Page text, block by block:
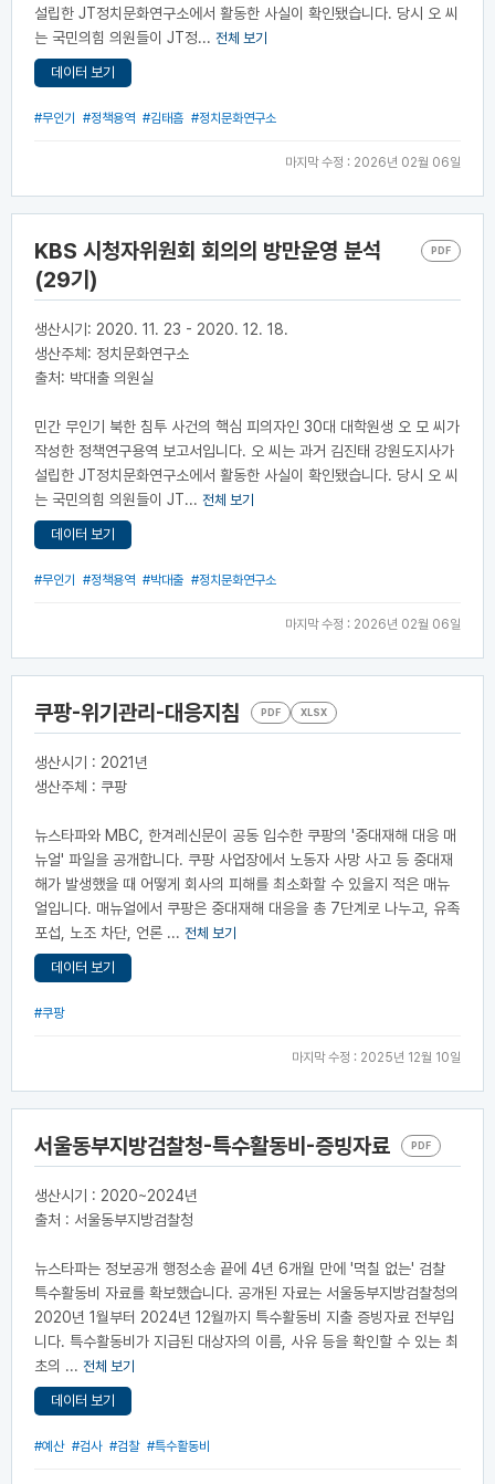
설립한 JT정치문화연구소에서 활동한 사실이 확인됐습니다. 당시 오 씨
는 국민의힘 의원들이 JT정... 전체 보기
데이터 보기
#무인기 #정책용역 #김태흠 #정치문화연구소
마지막 수정 : 2026년 02월 06일
KBS 시청자위원회 회의의 방만운영 분석
(29기)
PDF
생산시기: 2020. 11. 23 - 2020. 12. 18.
생산주체: 정치문화연구소
출처: 박대출 의원실
민간 무인기 북한 침투 사건의 핵심 피의자인 30대 대학원생 오 모 씨가
작성한 정책연구용역 보고서입니다. 오 씨는 과거 김진태 강원도지사가
설립한 JT정치문화연구소에서 활동한 사실이 확인됐습니다. 당시 오 씨
는 국민의힘 의원들이 JT... 전체 보기
데이터 보기
#무인기 #정책용역 #박대출 #정치문화연구소
마지막 수정 : 2026년 02월 06일
쿠팡-위기관리-대응지침 PDF XLSX
생산시기 : 2021년
생산주체 : 쿠팡
뉴스타파와 MBC, 한겨레신문이 공동 입수한 쿠팡의 '중대재해 대응 매
뉴얼' 파일을 공개합니다. 쿠팡 사업장에서 노동자 사망 사고 등 중대재
해가 발생했을 때 어떻게 회사의 피해를 최소화할 수 있을지 적은 매뉴
얼입니다. 매뉴얼에서 쿠팡은 중대재해 대응을 총 7단계로 나누고, 유족
포섭, 노조 차단, 언론 ... 전체 보기
데이터 보기
#쿠팡
마지막 수정 : 2025년 12월 10일
서울동부지방검찰청-특수활동비-증빙자료 PDF
생산시기 : 2020~2024년
출처 : 서울동부지방검찰청
뉴스타파는 정보공개 행정소송 끝에 4년 6개월 만에 '먹칠 없는' 검찰
특수활동비 자료를 확보했습니다. 공개된 자료는 서울동부지방검찰청의
2020년 1월부터 2024년 12월까지 특수활동비 지출 증빙자료 전부입
니다. 특수활동비가 지급된 대상자의 이름, 사유 등을 확인할 수 있는 최
초의 ... 전체 보기
데이터 보기
#예산 #검사 #검찰 #특수활동비